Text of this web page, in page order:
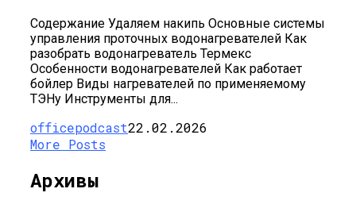
Содержание Удаляем накипь Основные системы
управления проточных водонагревателей Как
разобрать водонагреватель Термекс
Особенности водонагревателей Как работает
бойлер Виды нагревателей по применяемому
ТЭНу Инструменты для...
officepodcast22.02.2026
More Posts
Архивы